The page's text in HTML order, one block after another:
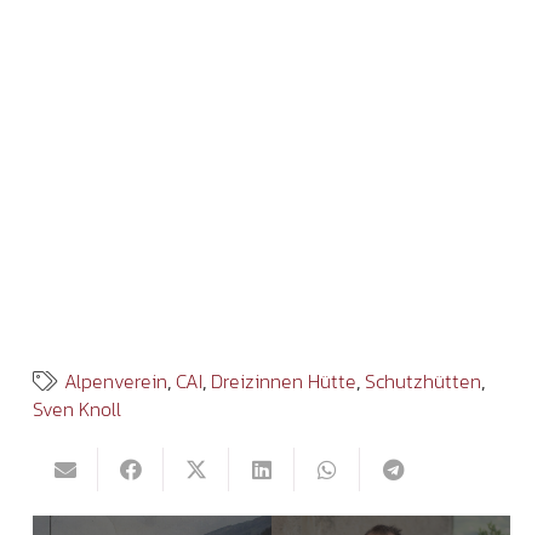
Alpenverein,CAI, Dreizinnen Hütte, Schutzhütten,
Sven Knoll